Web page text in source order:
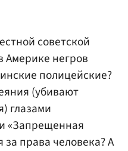
советской
Америке негров
полицейские?
(убивают
глазами
«Запрещенная
за права человека? А